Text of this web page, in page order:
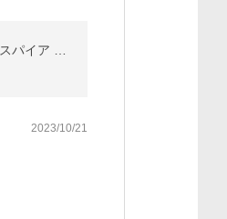
2023/10/21